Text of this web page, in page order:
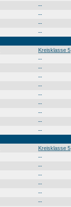
--
--
--
--
Kreisklasse 5
--
--
--
--
--
--
--
--
--
Kreisklasse 5
--
--
--
--
--
--